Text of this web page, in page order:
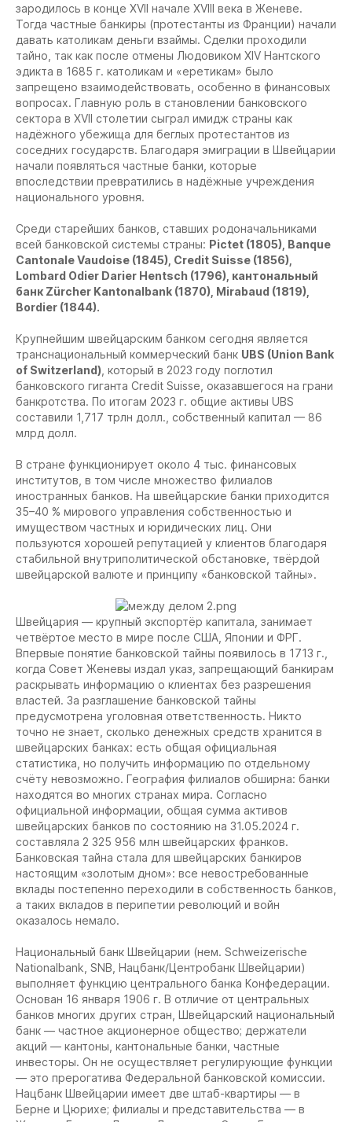
зародилось в конце XVII начале XVIII века в Женеве.
Тогда частные банкиры (протестанты из Франции) начали
давать католикам деньги взаймы. Сделки проходили
тайно, так как после отмены Людовиком XIV Нантского
эдикта в 1685 г. католикам и «еретикам» было
запрещено взаимодействовать, особенно в финансовых
вопросах. Главную роль в становлении банковского
сектора в XVII столетии сыграл имидж страны как
надёжного убежища для беглых протестантов из
соседних государств. Благодаря эмиграции в Швейцарии
начали появляться частные банки, которые
впоследствии превратились в надёжные учреждения
национального уровня.
Среди старейших банков, ставших родоначальниками
всей банковской системы страны: Pictet (1805), Banque
Cantonale Vaudoise (1845), Credit Suisse (1856),
Lombard Odier Darier Hentsch (1796), кантональный
банк Zürcher Kantonalbank (1870), Mirabaud (1819),
Bordier (1844).
Крупнейшим швейцарским банком сегодня является
транснациональный коммерческий банк UBS (Union Bank
of Switzerland) , который в 2023 году поглотил
банковского гиганта Credit Suisse, оказавшегося на грани
банкротства. По итогам 2023 г. общие активы UBS
составили 1,717 трлн долл., собственный капитал — 86
млрд долл.
В стране функционирует около 4 тыс. финансовых
институтов, в том числе множество филиалов
иностранных банков. На швейцарские банки приходится
35–40 % мирового управления собственностью и
имуществом частных и юридических лиц. Они
пользуются хорошей репутацией у клиентов благодаря
стабильной внутриполитической обстановке, твёрдой
швейцарской валюте и принципу «банковской тайны».
Швейцария — крупный экспортёр капитала, занимает
четвёртое место в мире после США, Японии и ФРГ.
Впервые понятие банковской тайны появилось в 1713 г.,
когда Совет Женевы издал указ, запрещающий банкирам
раскрывать информацию о клиентах без разрешения
властей. За разглашение банковской тайны
предусмотрена уголовная ответственность. Никто
точно не знает, сколько денежных средств хранится в
швейцарских банках: есть общая официальная
статистика, но получить информацию по отдельному
счёту невозможно. География филиалов обширна: банки
находятся во многих странах мира. Согласно
официальной информации, общая сумма активов
швейцарских банков по состоянию на 31.05.2024 г.
составляла 2 325 956 млн швейцарских франков.
Банковская тайна стала для швейцарских банкиров
настоящим «золотым дном»: все невостребованные
вклады постепенно переходили в собственность банков,
а таких вкладов в перипетии революций и войн
оказалось немало.
Национальный банк Швейцарии (нем. Schweizerische
Nationalbank, SNB, Нацбанк/Центробанк Швейцарии)
выполняет функцию центрального банка Конфедерации.
Основан 16 января 1906 г. В отличие от центральных
банков многих других стран, Швейцарский национальный
банк — частное акционерное общество; держатели
акций — кантоны, кантональные банки, частные
инвесторы. Он не осуществляет регулирующие функции
— это прерогатива Федеральной банковской комиссии.
Нацбанк Швейцарии имеет две штаб-квартиры — в
Берне и Цюрихе; филиалы и представительства — в